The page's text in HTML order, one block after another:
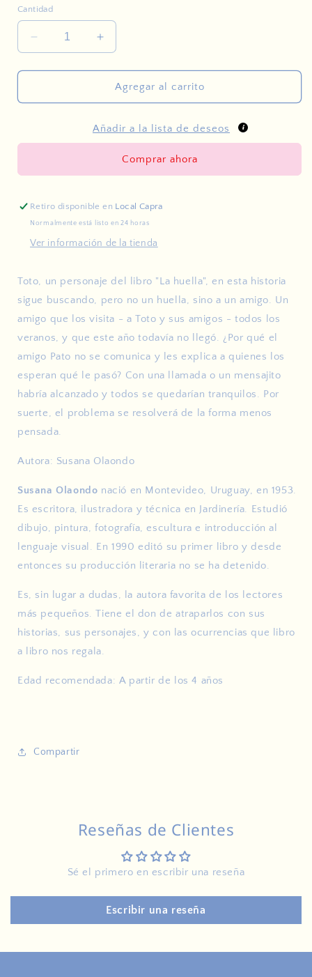
Cantidad
Reducir
cantidad
para
Botella
Aumentar
cantidad
para
Una
Botella
Agregar al carrito
Añadir a la lista de deseos
Comprar ahora
Retiro disponible en Local Capra
Normalmente está listo en 24 horas
Ver información de la tienda
Toto, un personaje del libro "La huella", en esta historia
sigue buscando, pero no un huella, sino a un amigo. Un
amigo que los visita - a Toto y sus amigos - todos los
veranos, y que este año todavía no llegó. ¿Por qué el
amigo Pato no se comunica y les explica a quienes los
esperan qué le pasó? Con una llamada o un mensajito
habría alcanzado y todos se quedarían tranquilos. Por
suerte, el problema se resolverá de la forma menos
pensada.
Autora: Susana Olaondo
Susana Olaondo nació en Montevideo, Uruguay, en 1953.
Es escritora, ilustradora y técnica en Jardinería. Estudió
dibujo, pintura, fotografía, escultura e introducción al
lenguaje visual. En 1990 editó su primer libro y desde
entonces su producción literaria no se ha detenido.
Es, sin lugar a dudas, la autora favorita de los lectores
más pequeños. Tiene el don de atraparlos con sus
historias, sus personajes, y con las ocurrencias que libro
a libro nos regala.
Edad recomendada: A partir de los 4 años
Compartir
Reseñas de Clientes
Sé el primero en escribir una reseña
Escribir una reseña